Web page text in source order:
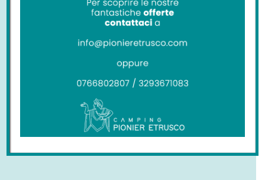
CAMPING PIONIER ETRUSCO
Tariffe